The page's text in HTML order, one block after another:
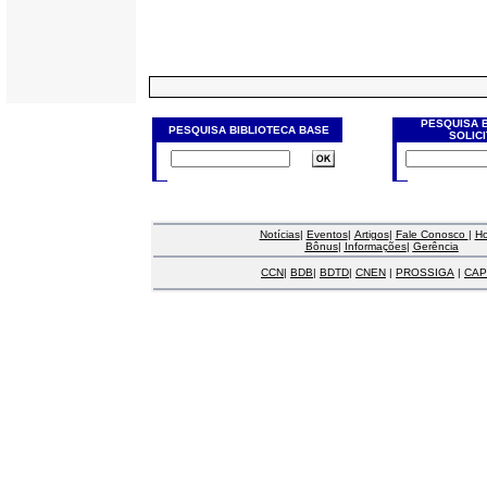
PESQUISA BIBLIOTECA BASE
PESQUISA
Notícias| Eventos| Artigos| Fale Conosco |
Bônus| Informações| Gerência
CCN| BDB| BDTD| CNEN | PROSSIGA |